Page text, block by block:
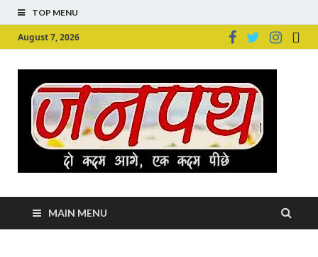
TOP MENU
August 7, 2026
MAIN MENU